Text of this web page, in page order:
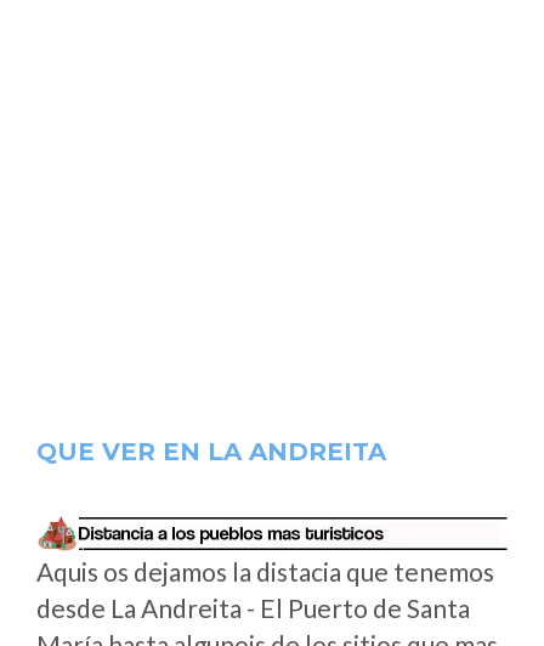
QUE VER EN LA ANDREITA
Aquis os dejamos la distacia que tenemos
desde La Andreita - El Puerto de Santa